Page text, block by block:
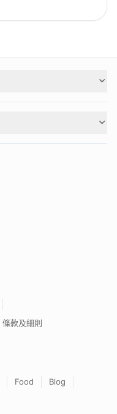
條款及細則
Food
Blog